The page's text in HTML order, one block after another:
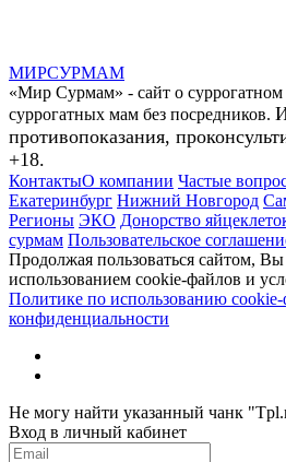
МИРСУРМАМ
«Мир Сурмам» - сайт о
суррогатных мам без посредников.
противопоказания,
+18.
КонтактыО компании Частые
Екатеринбург Нижний Новгород
Регионы ЭКО Донорство
сурмам Пользовательское
Продолжая пользоваться сайтом, Вы
использованием cookie-файлов и
Политике по использованию
конфиденциальности
Не могу найти указанный чанк
Вход в личный кабинет